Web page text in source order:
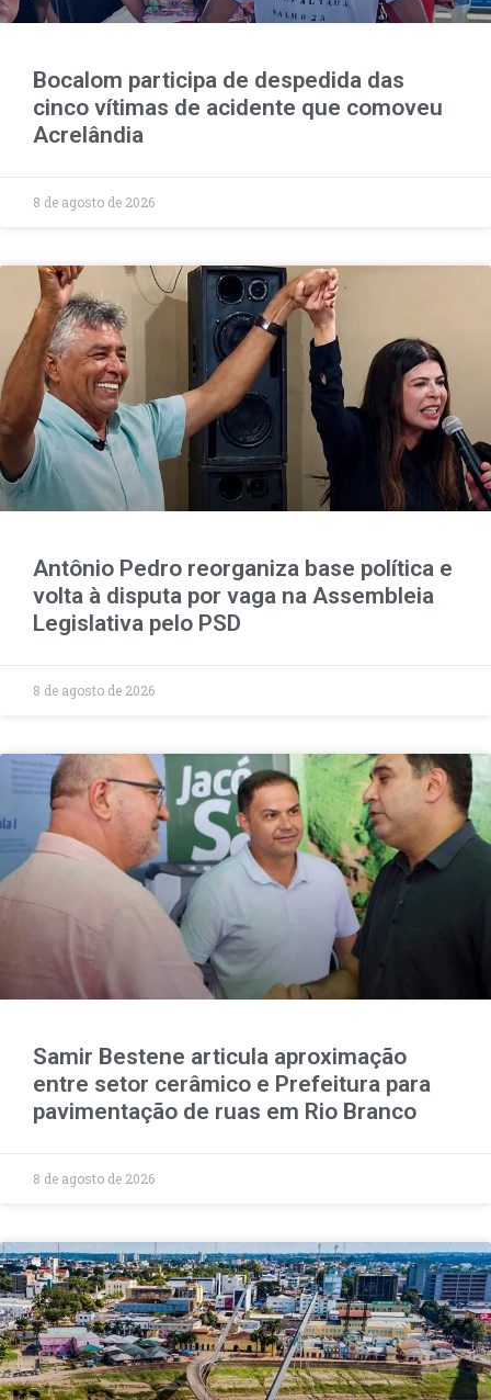
Bocalom participa de despedida das
cinco vítimas de acidente que comoveu
Acrelândia
8 de agosto de 2026
Antônio Pedro reorganiza base política e
volta à disputa por vaga na Assembleia
Legislativa pelo PSD
8 de agosto de 2026
Samir Bestene articula aproximação
entre setor cerâmico e Prefeitura para
pavimentação de ruas em Rio Branco
8 de agosto de 2026